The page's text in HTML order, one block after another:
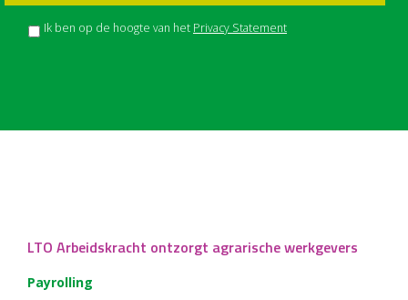
Ik ben op de hoogte van het Privacy Statement
LTO Arbeidskracht ontzorgt agrarische werkgevers
Payrolling